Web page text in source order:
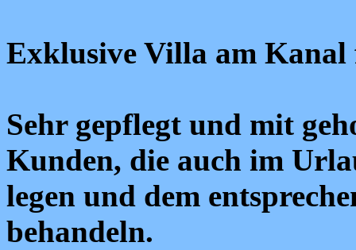
Exklusive Villa am Kanal
Sehr gepflegt und mit
Kunden, die auch im
legen und dem
behandeln.